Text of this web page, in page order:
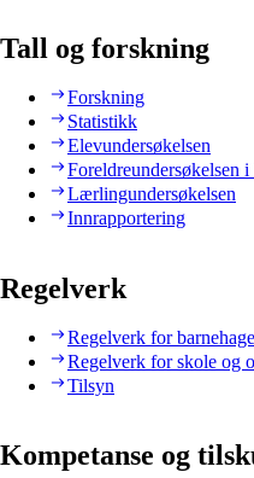
Tall og forskning
Forskning
Statistikk
Elevundersøkelsen
Foreldreundersøkelsen i
Lærlingundersøkelsen
Innrapportering
Regelverk
Regelverk for barnehage
Regelverk for skole og
Tilsyn
Kompetanse og